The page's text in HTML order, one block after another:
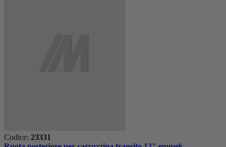
Codice: 23331